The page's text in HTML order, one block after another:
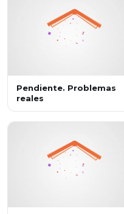
Pendiente. Problemas
reales